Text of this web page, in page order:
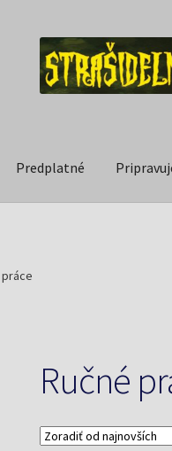
Predplatné
práce
Ručné